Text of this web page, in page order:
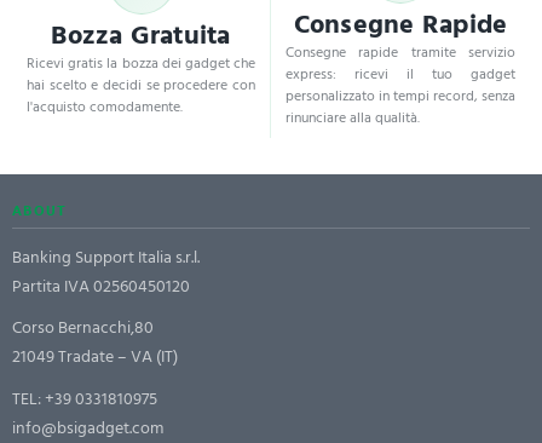
Bozza Gratuita
Ricevi gratis la bozza dei gadget che
hai scelto e decidi se procedere con
l'acquisto comodamente.
Consegne Rapide
Consegne rapide tramite servizio
express: ricevi il tuo gadget
personalizzato in tempi record, senza
rinunciare alla qualità.
ABOUT
Banking Support Italia s.r.l.
Partita IVA 02560450120
Corso Bernacchi,80
21049 Tradate – VA (IT)
TEL:+39 0331810975
info@bsigadget.com